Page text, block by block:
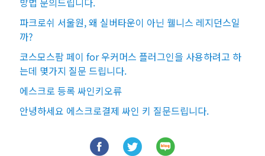
파크로쉬 서울원, 왜 실버타운이 아닌 웰니스 레지던스일
까?
코스모스팜 페이 for 우커머스 플러그인을 사용하려고 하
는데 몇가지 질문 드립니다.
에스크로 등록 싸인키오류
안녕하세요 에스크로결제 싸인 키 질문드립니다.